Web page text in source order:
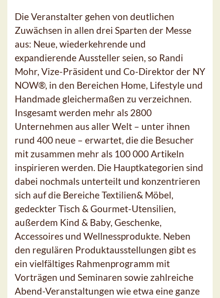
Die Veranstalter gehen von deutlichen
Zuwächsen in allen drei Sparten der Messe
aus: Neue, wiederkehrende und
expandierende Aussteller seien, so Randi
Mohr, Vize-Präsident und Co-Direktor der NY
NOW®, in den Bereichen Home, Lifestyle und
Handmade gleichermaßen zu verzeichnen.
Insgesamt werden mehr als 2800
Unternehmen aus aller Welt – unter ihnen
rund 400 neue – erwartet, die die Besucher
mit zusammen mehr als 100 000 Artikeln
inspirieren werden. Die Hauptkategorien sind
dabei nochmals unterteilt und konzentrieren
sich auf die Bereiche Textilien& Möbel,
gedeckter Tisch & Gourmet-Utensilien,
außerdem Kind & Baby, Geschenke,
Accessoires und Wellnessprodukte. Neben
den regulären Produktausstellungen gibt es
ein vielfältiges Rahmenprogramm mit
Vorträgen und Seminaren sowie zahlreiche
Abend-Veranstaltungen wie etwa eine ganze